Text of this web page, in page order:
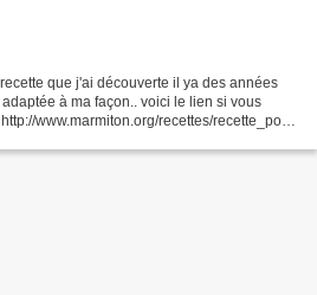
que j'ai découverte il ya des années
à ma façon.. voici le lien si vous
www.marmiton.org/recettes/recette_porc-